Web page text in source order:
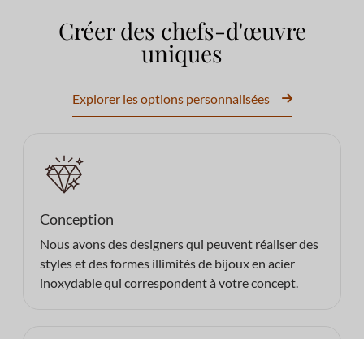
Créer des chefs-d'œuvre
uniques
Explorer les options personnalisées
Conception
Nous avons des designers qui peuvent réaliser des
styles et des formes illimités de bijoux en acier
inoxydable qui correspondent à votre concept.